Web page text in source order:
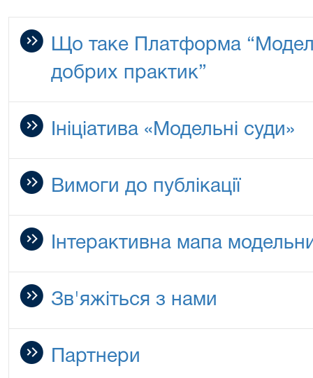
Що таке Платформа
добрих практик”
Ініціатива «Модельні суди»
Вимоги до публікації
Інтерактивна мапа
Зв'яжіться з нами
Партнери